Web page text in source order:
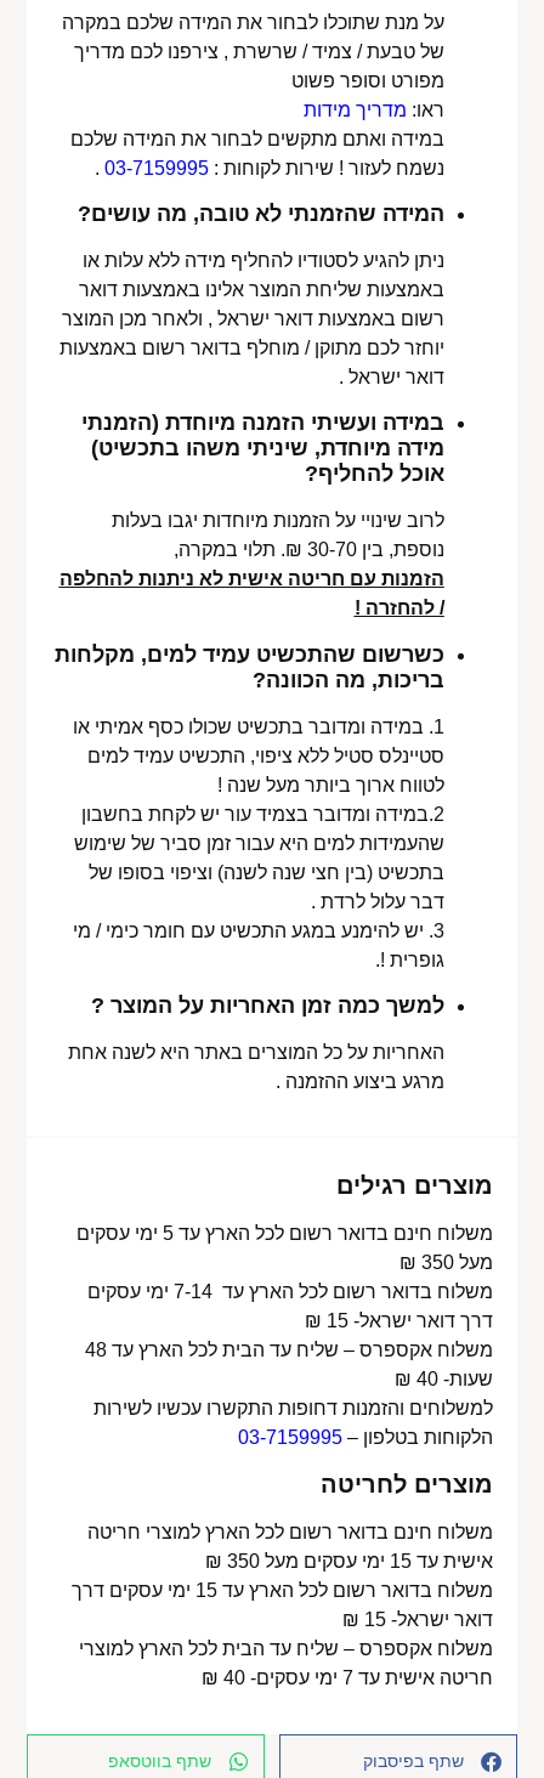
על מנת שתוכלו לבחור את המידה שלכם במקרה
של טבעת / צמיד / שרשרת , צירפנו לכם מדריך
מפורט וסופר פשוט
ראו: מדריך מידות
במידה ואתם מתקשים לבחור את המידה שלכם
נשמח לעזור ! שירות לקוחות :03-7159995
.
המידה שהזמנתי לא טובה, מה עושים?
ניתן להגיע לסטודיו להחליף מידה ללא עלות או
באמצעות שליחת המוצר אלינו באמצעות דואר
רשום באמצעות דואר ישראל , ולאחר מכן המוצר
יוחזר לכם מתוקן / מוחלף בדואר רשום באמצעות
דואר ישראל .
במידה ועשיתי הזמנה מיוחדת (הזמנתי
מידה מיוחדת, שיניתי משהו בתכשיט)
אוכל להחליף?
לרוב שינויי על הזמנות מיוחדות יגבו בעלות
נוספת, בין 30-70 ₪. תלוי במקרה,
הזמנות עם חריטה אישית לא ניתנות להחלפה
/ להחזרה !
כשרשום שהתכשיט עמיד למים, מקלחות
בריכות, מה הכוונה?
1. במידה ומדובר בתכשיט שכולו כסף אמיתי או
סטיינלס סטיל ללא ציפוי, התכשיט עמיד למים
לטווח ארוך ביותר מעל שנה !
2.במידה ומדובר בצמיד עור יש לקחת בחשבון
שהעמידות למים היא עבור זמן סביר של שימוש
בתכשיט (בין חצי שנה לשנה) וציפוי בסופו של
דבר עלול לרדת .
3. יש להימנע במגע התכשיט עם חומר כימי / מי
גופרית !.
למשך כמה זמן האחריות על המוצר ?
האחריות על כל המוצרים באתר היא לשנה אחת
מרגע ביצוע ההזמנה .
מוצרים רגילים
משלוח חינם בדואר רשום לכל הארץ עד 5 ימי עסקים
מעל 350 ₪
משלוח בדואר רשום לכל הארץ עד 7-14 ימי עסקים
דרך דואר ישראל- 15 ₪
משלוח אקספרס – שליח עד הבית לכל הארץ עד 48
שעות- 40 ₪
למשלוחים והזמנות דחופות התקשרו עכשיו לשירות
הלקוחות בטלפון –03-7159995
מוצרים לחריטה
משלוח חינם בדואר רשום לכל הארץ למוצרי חריטה
אישית עד 15 ימי עסקים מעל 350 ₪
משלוח בדואר רשום לכל הארץ עד 15 ימי עסקים דרך
דואר ישראל- 15 ₪
משלוח אקספרס – שליח עד הבית לכל הארץ למוצרי
חריטה אישית עד 7 ימי עסקים- 40 ₪
שתף בפיסבוק שתף בווטסאפ